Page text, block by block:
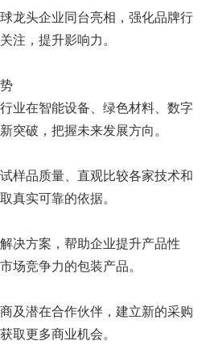
龙头企业同台亮相，强化品牌行
注，提升影响力。
业在智能设备、绿色材料、数字
突破，把握未来发展方向。
样品质量、直观比较各家技术和
真实可靠的依据。
决方案，帮助企业提升产品性
场竞争力的包装产品。
及潜在合作伙伴，建立新的采购
取更多商业机会。